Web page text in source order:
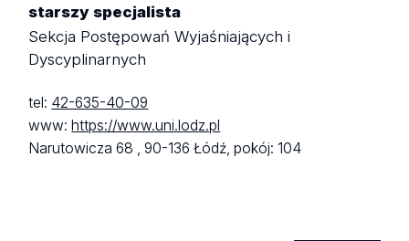
starszy specjalista
Sekcja Postępowań Wyjaśniających i
Dyscyplinarnych
tel: 42-635-40-09
www:https://www.uni.lodz.pl
Narutowicza 68 ,90-136 Łódź,pokój: 104